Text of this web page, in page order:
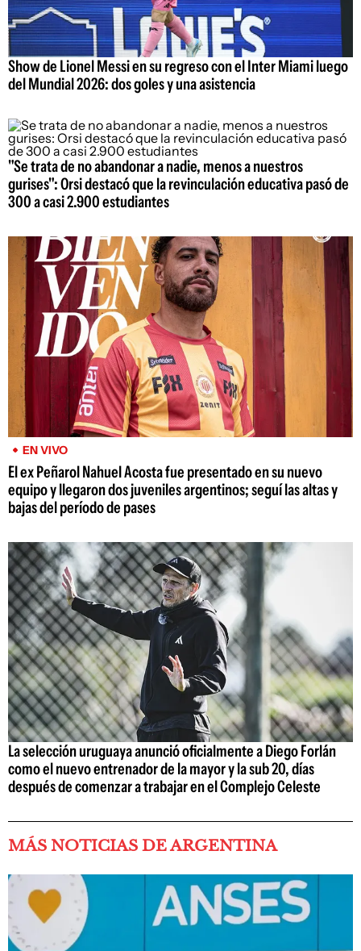
Show de Lionel Messi en su regreso con el Inter Miami luego
del Mundial 2026: dos goles y una asistencia
"Se trata de no abandonar a nadie, menos a nuestros
gurises": Orsi destacó que la revinculación educativa pasó de
300 a casi 2.900 estudiantes
EN VIVO
El ex Peñarol Nahuel Acosta fue presentado en su nuevo
equipo y llegaron dos juveniles argentinos; seguí las altas y
bajas del período de pases
La selección uruguaya anunció oficialmente a Diego Forlán
como el nuevo entrenador de la mayor y la sub 20, días
después de comenzar a trabajar en el Complejo Celeste
MÁS NOTICIAS DE ARGENTINA